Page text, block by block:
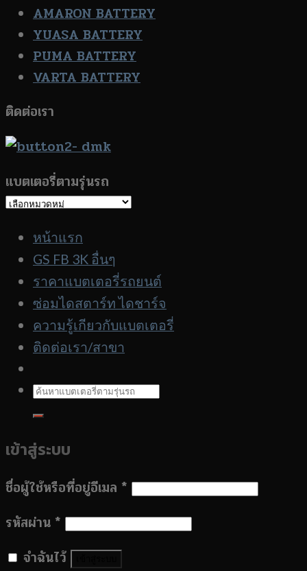
AMARON BATTERY
YUASA BATTERY
PUMA BATTERY
VARTA BATTERY
ติดต่อเรา
แบตเตอรี่ตามรุ่นรถ
แบตเตอรี่
รุ่น
รถ
หน้าแรก
GS FB 3K อื่นๆ
ราคาแบตเตอรี่รถยนต์
ซ่อมไดสตาร์ท ไดชาร์จ
ความรู้เกียวกับแบตเตอรี่
ติดต่อเรา/สาขา
ค้นหา:
เข้าสู่ระบบ
ชื่อผู้ใช้หรือที่อยู่อีเมล *
รหัสผ่าน *
จำฉันไว้